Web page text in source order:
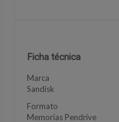
Ficha técnica
Marca
Sandisk
Formato
Memorias Pendrive